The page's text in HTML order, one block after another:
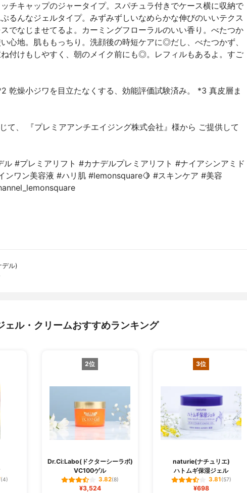
チキャップのジャータイプ。スパチュラ付きでケース横に収納で
るんなジェルタイプ。みずみずしいなめらかな伸びのいいテクス
でなじませてるよ。カーミングフローラルのいい香り。べたつか
心地。肌ももっちり。洗顔後の時短ケアに◎だし、べたつかず、
付けもしやすく、朝のメイク前にも◎。レフィルもあるよ。すご
乾燥小ジワを目立たなくする、効能評価試験済み。 *3 真皮層ま
て、 『プレミアアンチエイジング株式会社』様から ご提供して
#プレミアリフト #カナデルプレミアリフト #ナイアシンアミド
ンワン美容液 #ハリ肌 #lemonsquare🍋 #スキンケア #美容
デル)
ェル・クリームおすすめランキング
(4)
2位
Dr.Ci:Labo(ドクターシーラボ)
VC100ゲル
3.82(8)
¥3,524
3位
naturie(ナチュリエ)
ハトムギ保湿ジェル
3.81(57)
¥698